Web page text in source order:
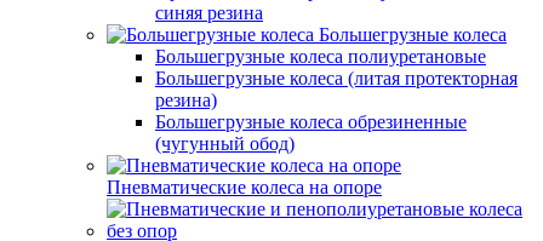
синяя резина
Большегрузные колеса
Большегрузные колеса полиуретановые
Большегрузные колеса (литая протекторная
резина)
Большегрузные колеса обрезиненные
(чугунный обод)
Пневматические колеса на опоре